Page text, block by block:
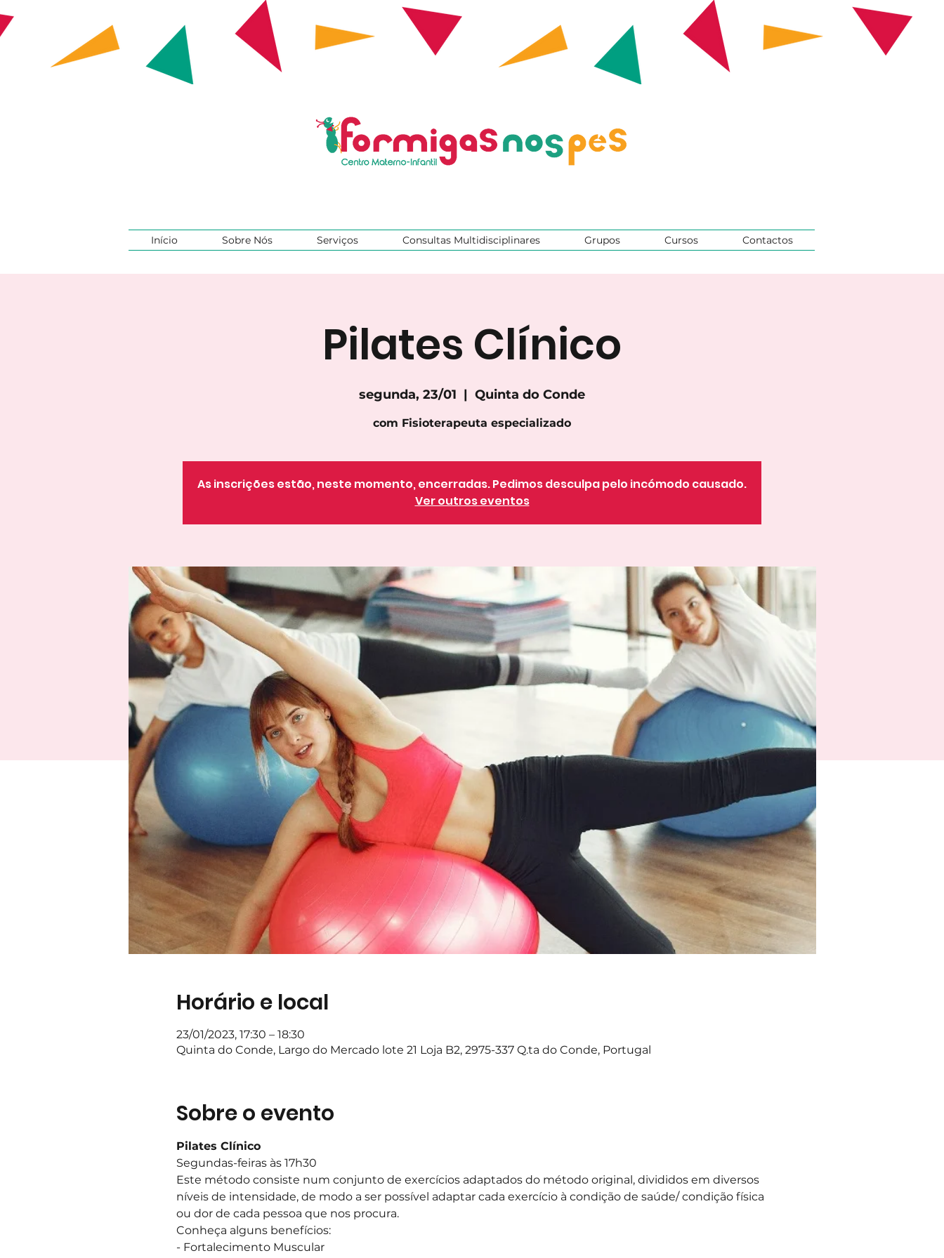
Início Sobre Nós Serviços Consultas Multidisciplinares Grupos Cursos Contactos
Pilates Clínico
segunda, 23/01
  |
Quinta do Conde
com Fisioterapeuta especializado
As inscrições estão, neste momento, encerradas. Pedimos desculpa pelo incómodo causado.
Ver outros eventos
Horário e local
23/01/2023, 17:30 – 18:30
Quinta do Conde, Largo do Mercado lote 21 Loja B2, 2975-337 Q.ta do Conde, Portugal
Sobre o evento
Pilates Clínico
Segundas-feiras às 17h30
Este método consiste num conjunto de exercícios adaptados do método original, divididos em diversos
níveis de intensidade, de modo a ser possível adaptar cada exercício à condição de saúde/ condição física
ou dor de cada pessoa que nos procura.
Conheça alguns benefícios:
- Fortalecimento Muscular